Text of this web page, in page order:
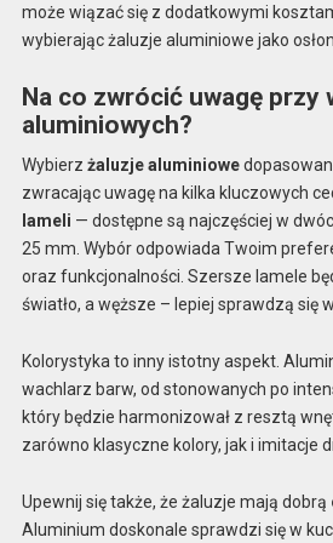
może wiązać się z dodatkowymi
wybierając żaluzje aluminiowe jako
Na co zwrócić uwagę przy
aluminiowych?
Wybierz żaluzje aluminiowe
zwracając uwagę na kilka kluczowych
lameli — dostępne są najczęściej w
25 mm. Wybór odpowiada Twoim
oraz funkcjonalności. Szersze lamele
światło, a węższe – lepiej sprawdzą się
Kolorystyka to inny istotny aspekt.
wachlarz barw, od stonowanych po
który będzie harmonizował z resztą
zarówno klasyczne kolory, jak i imitacje
Upewnij się także, że żaluzje mają dobrą
Aluminium doskonale sprawdzi się w